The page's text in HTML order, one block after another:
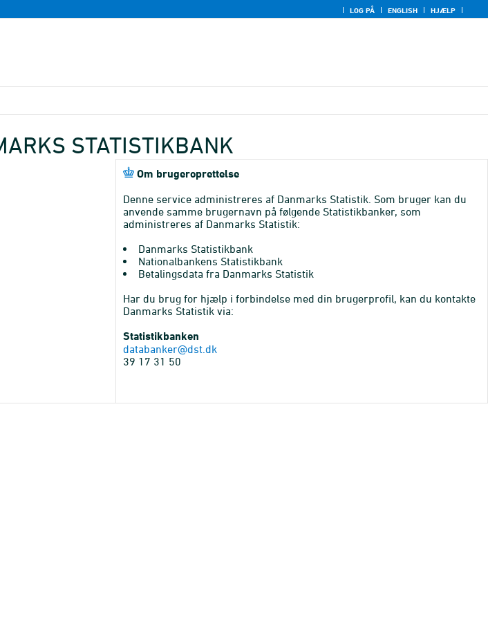
LOG PÅ ENGLISH HJÆLP
STATISTIKBANK
Om brugeroprettelse
Denne service administreres af Danmarks Statistik. Som bruger kan du
anvende samme brugernavn på følgende Statistikbanker, som
administreres af Danmarks Statistik:
Danmarks Statistikbank
Nationalbankens Statistikbank
Betalingsdata fra Danmarks Statistik
Har du brug for hjælp i forbindelse med din brugerprofil, kan du kontakte
Danmarks Statistik via:
Statistikbanken
databanker@dst.dk
39 17 31 50